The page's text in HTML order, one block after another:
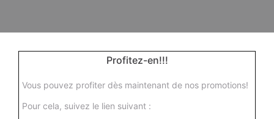
Profitez-en!!!
Vous pouvez profiter dès maintenant de nos promotions!
Pour cela, suivez le lien suivant :